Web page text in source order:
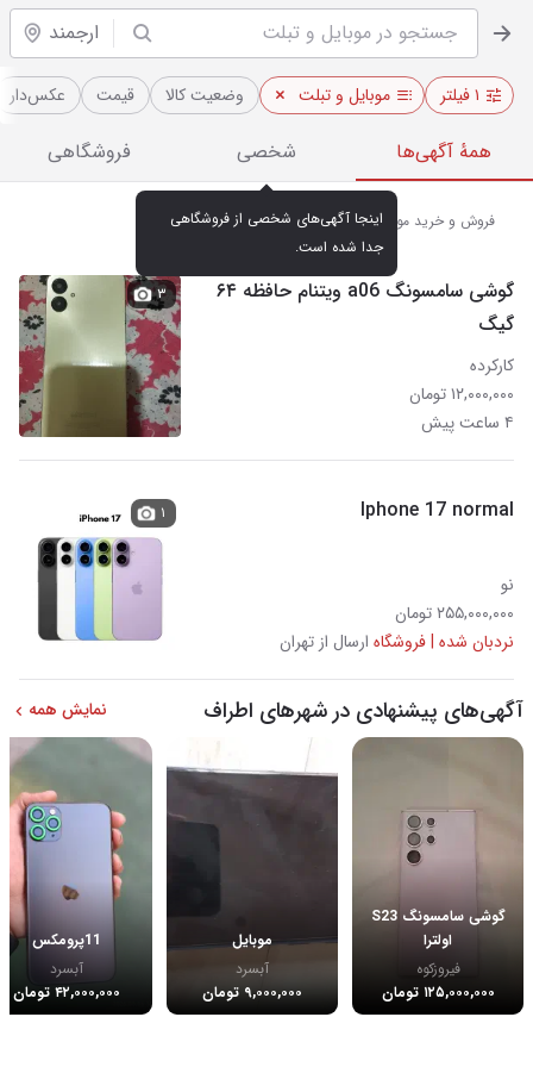
ارجمند
۱ فیلتر موبایل و تبلت وضعیت کالا قیمت عکس‌دار
همهٔ آگهی‌ها شخصی فروشگاهی
جدا شده است.
فروش و خرید موبایل و تبلت در ارجمند
گوشی سامسونگ a06 ویتنام حافظه ۶۴
گیگ
کارکرده
۱۲,۰۰۰,۰۰۰ تومان
۴ ساعت پیش
۳
Iphone 17 normal
نو
۲۵۵,۰۰۰,۰۰۰ تومان
نردبان شده | فروشگاه ارسال از تهران
۱
آگهی‌های پیشنهادی در شهرهای اطراف نمایش همه
گوشی سامسونگ S23
اولترا
فیروزکوه
۱۲۵,۰۰۰,۰۰۰ تومان
موبایل
آبسرد
۹,۰۰۰,۰۰۰ تومان
11پرومکس
آبسرد
۴۲,۰۰۰,۰۰۰ تومان